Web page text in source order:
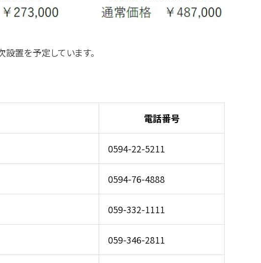
置を予定しています。
電話番号
0594-22-5211
0594-76-4888
059-332-1111
059-346-2811